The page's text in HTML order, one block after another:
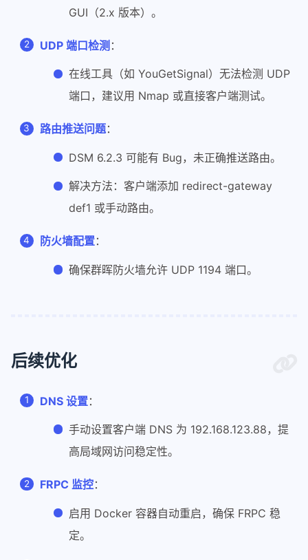
GUI（2.x 版本）。
UDP 端口检测 ：
在线工具（如 YouGetSignal）无法检测 UDP
端口，建议用 Nmap 或直接客户端测试。
路由推送问题：
DSM 6.2.3 可能有 Bug，未正确推送路由。
解决方法：客户端添加 redirect-gateway
def1 或手动路由。
防火墙配置：
确保群晖防火墙允许 UDP 1194 端口。
后续优化
DNS 设置：
手动设置客户端 DNS 为 192.168.123.88，提
高局域网访问稳定性。
FRPC 监控：
启用 Docker 容器自动重启，确保 FRPC 稳
定。